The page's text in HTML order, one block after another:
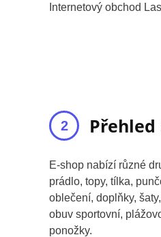
Internetový obchod
E-shop nabízí různé
prádlo, topy, tílka,
oblečení, doplňky,
obuv sportovní,
ponožky.